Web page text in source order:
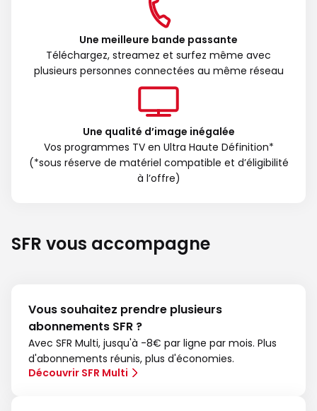
Une meilleure bande passante
Téléchargez, streamez et surfez même avec
plusieurs personnes connectées au même réseau
Une qualité d’image inégalée
Vos programmes TV en Ultra Haute Définition*
(*sous réserve de matériel compatible et d’éligibilité
à l’offre)
SFR vous accompagne
Vous souhaitez prendre plusieurs
abonnements SFR ?
Avec SFR Multi, jusqu'à -8€ par ligne par mois. Plus
d'abonnements réunis, plus d'économies.
Découvrir SFR Multi